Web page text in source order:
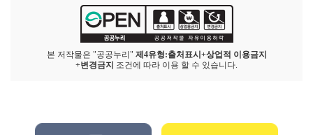
본 저작물은 "공공누리" 제4유형:출처표시+상업적 이용금지
+변경금지 조건에 따라 이용 할 수 있습니다.